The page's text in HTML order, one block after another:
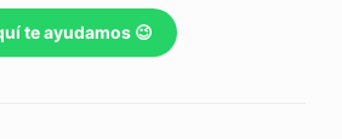
te ayudamos 😉